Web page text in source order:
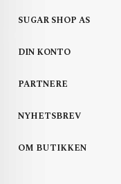
SUGAR SHOP AS
DIN KONTO
PARTNERE
NYHETSBREV
OM BUTIKKEN